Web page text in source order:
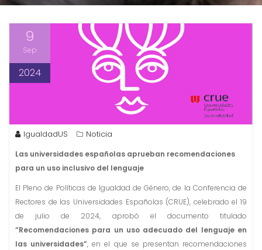
9
Sep
2024
IgualdadUS Noticia
Las universidades españolas aprueban recomendaciones
para un uso inclusivo del lenguaje
El Pleno de Políticas de Igualdad de Género, de la Conferencia de
Rectores de las Universidades Españolas (CRUE), celebrado el 19
de julio de 2024, aprobó el documento titulado
“Recomendaciones para un uso adecuado del lenguaje en
las universidades”, en el que se presentan recomendaciones